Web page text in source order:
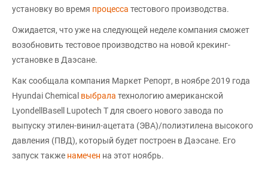
установку во время процесса тестового производства.
Ожидается, что уже на следующей неделе компания сможет
возобновить тестовое производство на новой крекинг-
установке в Даэсане.
Как сообщала компания Маркет Репорт, в ноябре 2019 года
Hyundai Chemical выбрала технологию американской
LyondellBasell Lupotech T для своего нового завода по
выпуску этилен-винил-ацетата (ЭВА)/полиэтилена высокого
давления (ПВД), который будет построен в Даэсане. Его
запуск также намечен на этот ноябрь.